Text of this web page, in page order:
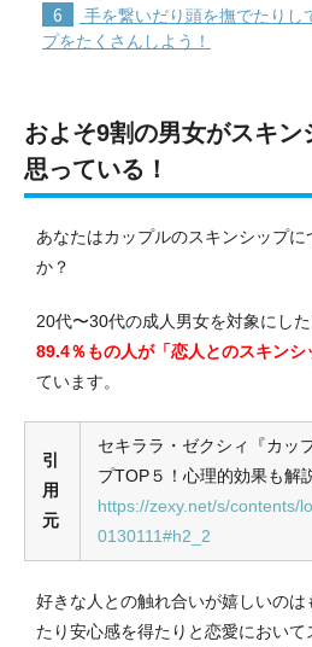
6
手を繋いだり頭を撫でたりし
プをたくさんしよう！
およそ9割の男女がスキン
思っている！
あなたはカップルのスキンシップ
か？
20代〜30代の成人男女を対象にした
89.4％もの人が「恋人とのスキン
ています。
引
用
元
セキララ・ゼクシィ『カッ
プTOP５！心理的効果も解
https://zexy.net/s/contents/
0130111#h2_2
好きな人との触れ合いが嬉しいのは
たり安心感を得たりと恋愛におい